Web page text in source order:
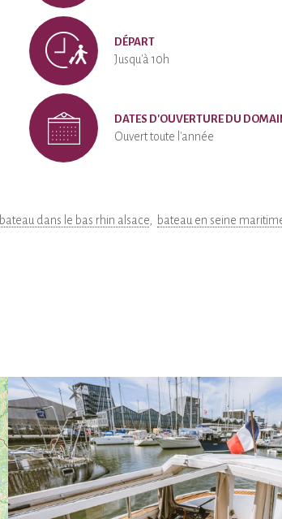
DÉPART
Jusqu'à 10h
DATES D'OUVERTURE DU
Ouvert toute l'année
bateau dans le bas rhin alsace
bateau en seine